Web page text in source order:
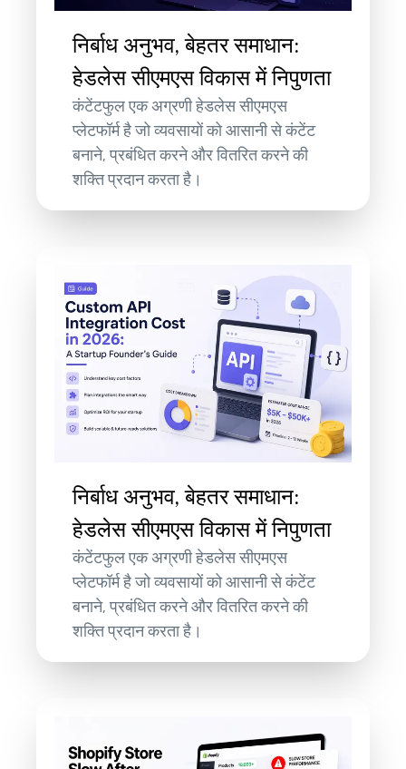
निर्बाध अनुभव, बेहतर समाधान:
हेडलेस सीएमएस विकास में निपुणता
कंटेंटफुल एक अग्रणी हेडलेस सीएमएस
प्लेटफॉर्म है जो व्यवसायों को आसानी से कंटेंट
बनाने, प्रबंधित करने और वितरित करने की
शक्ति प्रदान करता है।
निर्बाध अनुभव, बेहतर समाधान:
हेडलेस सीएमएस विकास में निपुणता
कंटेंटफुल एक अग्रणी हेडलेस सीएमएस
प्लेटफॉर्म है जो व्यवसायों को आसानी से कंटेंट
बनाने, प्रबंधित करने और वितरित करने की
शक्ति प्रदान करता है।